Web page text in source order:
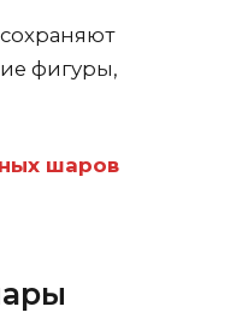
фигуры,
шаров